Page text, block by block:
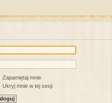
Zapamiętaj mnie
Ukryj mnie w tej sesji